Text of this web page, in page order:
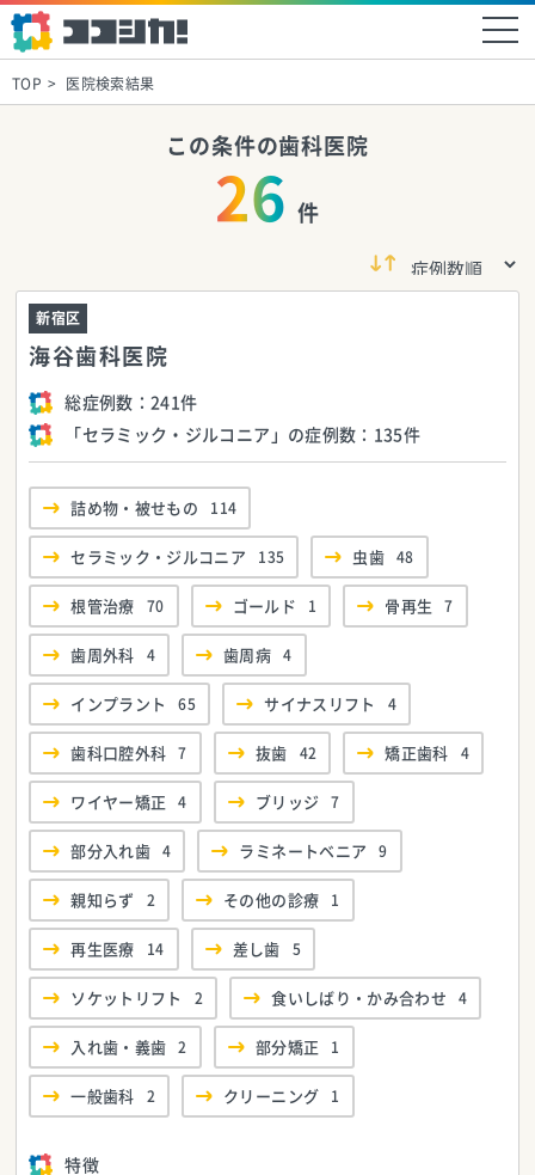
TOP 医院検索結果
この条件の歯科医院
26 件
海谷歯科医院
新宿区
総症例数：241件
「セラミック・ジルコニア」の症例数： 135件
詰め物・被せもの 114
セラミック・ジルコニア 135 虫歯 48
根管治療 70 ゴールド 1 骨再生 7
歯周外科 4 歯周病 4
インプラント 65 サイナスリフト 4
歯科口腔外科 7 抜歯 42 矯正歯科 4
ワイヤー矯正 4 ブリッジ 7
部分入れ歯 4 ラミネートベニア 9
親知らず 2 その他の診療 1
再生医療 14 差し歯 5
ソケットリフト 2 食いしばり・かみ合わせ 4
入れ歯・義歯 2 部分矯正 1
一般歯科 2 クリーニング 1
特徴